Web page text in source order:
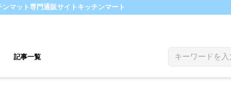
ンマット専門通販サイト キッチンマート
記事一覧